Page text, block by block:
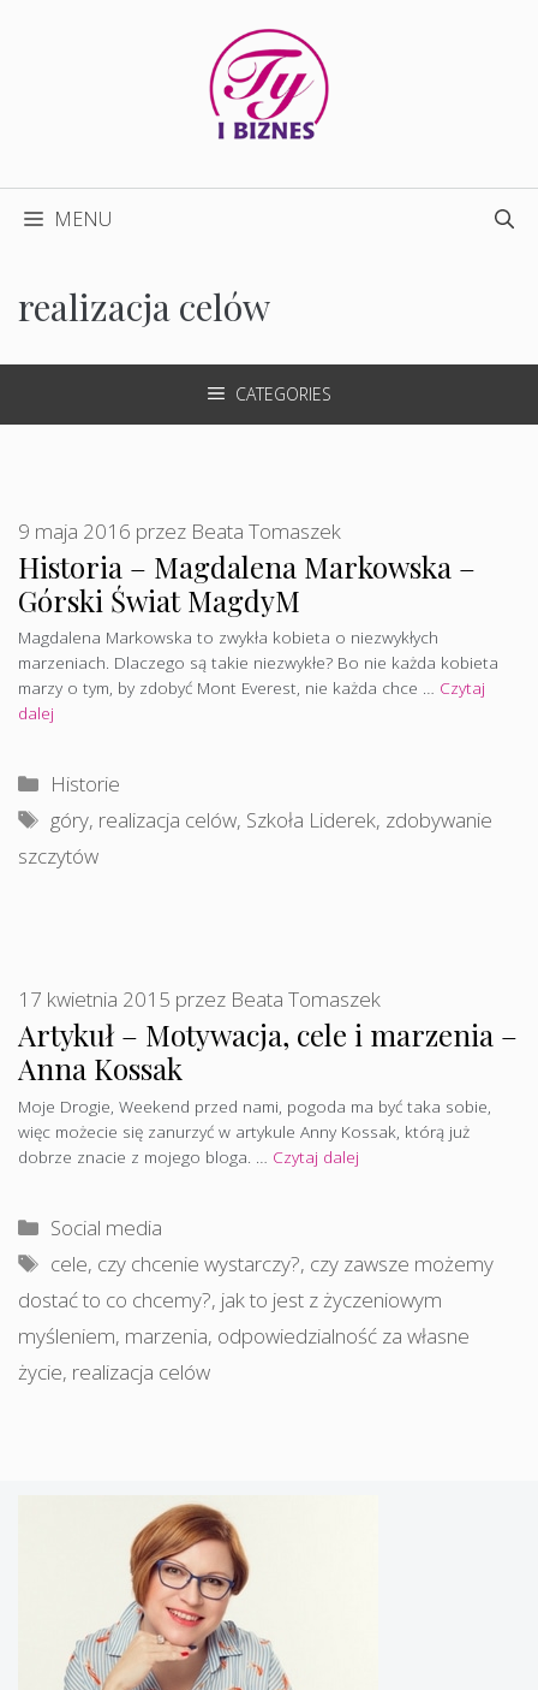
MENU
realizacja celów
CATEGORIES
Historia – Magdalena Markowska –
Górski Świat MagdyM
9 maja 2016 przez Beata Tomaszek
Magdalena Markowska to zwykła kobieta o niezwykłych
marzeniach. Dlaczego są takie niezwykłe? Bo nie każda kobieta
marzy o tym, by zdobyć Mont Everest, nie każda chce … Czytaj
dalej
Kategorie
Historie
Tagi
góry, realizacja celów, Szkoła Liderek, zdobywanie
szczytów
Artykuł – Motywacja, cele i marzenia –
Anna Kossak
17 kwietnia 2015 przez Beata Tomaszek
Moje Drogie, Weekend przed nami, pogoda ma być taka sobie,
więc możecie się zanurzyć w artykule Anny Kossak, którą już
dobrze znacie z mojego bloga. … Czytaj dalej
Kategorie
Social media
Tagi
cele, czy chcenie wystarczy?, czy zawsze możemy
dostać to co chcemy?, jak to jest z życzeniowym
myśleniem, marzenia, odpowiedzialność za własne
życie, realizacja celów